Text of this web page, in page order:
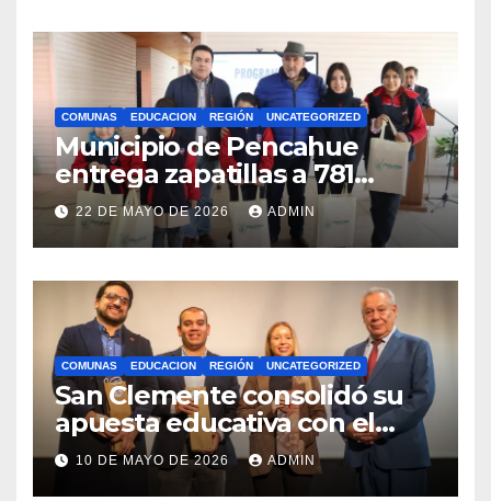
internacionales
COMUNAS EDUCACION REGIÓN UNCATEGORIZED
Municipio de Pencahue
entrega zapatillas a 781
estudiantes con recursos del
Royalty Minero
22 DE MAYO DE 2026 ADMIN
COMUNAS EDUCACION REGIÓN UNCATEGORIZED
San Clemente consolidó su
apuesta educativa con el
lanzamiento del
Preuniversitario Brotes 2026
10 DE MAYO DE 2026 ADMIN